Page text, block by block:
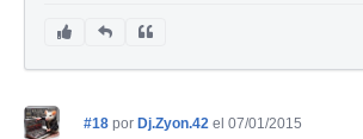
#18 por Dj.Zyon.42 el 07/01/2015